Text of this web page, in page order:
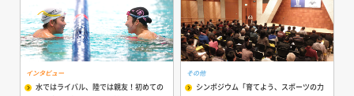
インタビュー
水ではライバル、陸では親友！初めての
その他
シンポジウム「育てよう、スポーツの力